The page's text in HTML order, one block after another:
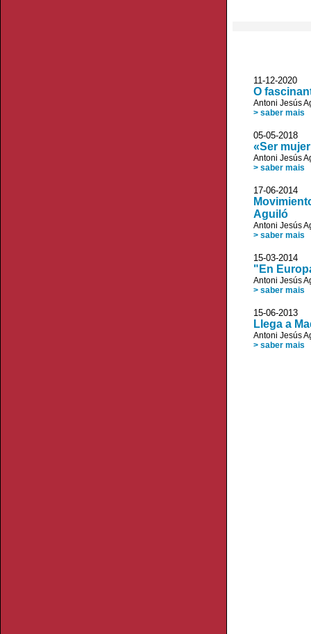
11-12-2020
O
Antoni Jesús
> saber mais
05-05-2018
«Ser
Antoni Jesús
> saber mais
17-06-2014
Aguiló
Antoni Jesús
> saber mais
15-03-2014
"En
Antoni Jesús
> saber mais
15-06-2013
Llega a
Antoni Jesús
> saber mais